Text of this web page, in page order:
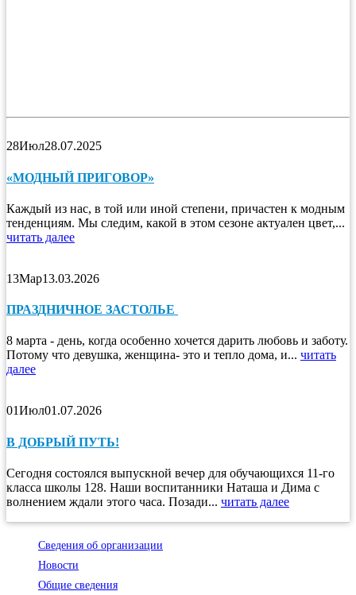
28Июл28.07.2025
«МОДНЫЙ ПРИГОВОР»
Каждый из нас, в той или иной степени, причастен к модным
тенденциям. Мы следим, какой в этом сезоне актуален цвет,...
читать далее
13Мар13.03.2026
ПРАЗДНИЧНОЕ ЗАСТОЛЬЕ
8 марта - день, когда особенно хочется дарить любовь и заботу.
Потому что девушка, женщина- это и тепло дома, и... читать
далее
01Июл01.07.2026
В ДОБРЫЙ ПУТЬ!
Сегодня состоялся выпускной вечер для обучающихся 11-го
класса школы 128. Наши воспитанники Наташа и Дима с
волнением ждали этого часа. Позади... читать далее
Сведения об организации
Новости
Общие сведения